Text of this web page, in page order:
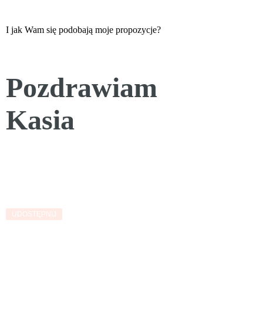
I jak Wam się podobają moje propozycje?
Pozdrawiam
Kasia
UDOSTĘPNIJ